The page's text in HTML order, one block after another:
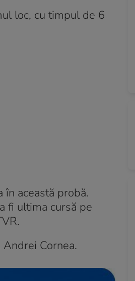
loc, cu timpul de 6
această probă.
fi ultima cursă pe
Cornea.